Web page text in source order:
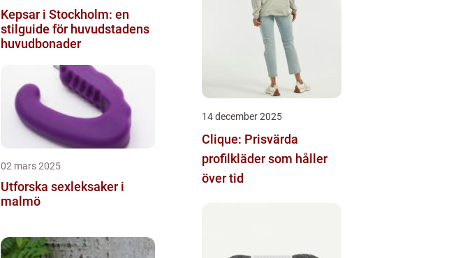
Kepsar i Stockholm: en
stilguide för huvudstadens
huvudbonader
02 mars 2025
Utforska sexleksaker i
malmö
14 december 2025
Clique: Prisvärda
profilkläder som håller
över tid